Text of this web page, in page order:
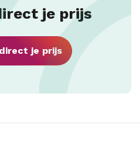
je prijs
je prijs